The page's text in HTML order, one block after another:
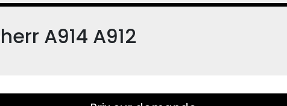
A914 A912